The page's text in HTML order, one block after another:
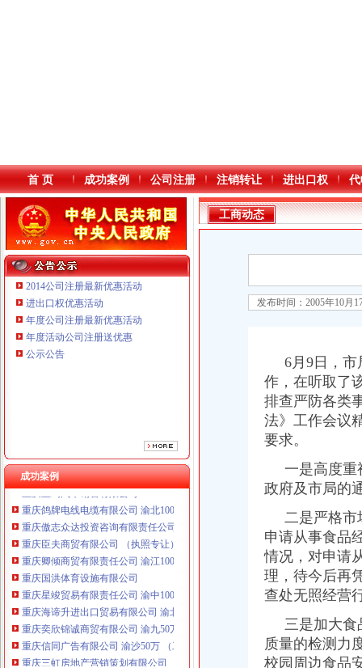
本站导航
首 页 成功案例 公司注册 注销转让 进出口权
2014公司注册最新优惠活动
进出口权优惠活动
年度公司注册最新优惠活动
年度活动公司注册送优惠
公示公告
成功案例
重庆鸽牌电线电缆有限公司 渝北10010万 (进出口权)
重庆傲志众达投资咨询有限责任公司 渝九1000万 （增资）
重庆臣夫商贸有限公司 （执照专让）
重庆卿倾商贸有限责任公司 渝江100万 （工商注册）
重庆国洪体育设施有限公司
重庆星竣贸易有限责任公司 渝中100万 （进出口权）
重庆海谛升进出口贸易有限公司 渝北100万 （进出口权）
重庆奕欣锦诚商贸有限公司 渝九50万 （工商注册）
重庆信同广告有限公司 渝沙50万 （工商注册）
重庆三虹房地产营销策划有限公司
工商动态
发布时间：2005年10月
6月9日，市
作，在听取了
排查严防各类
法》工作会议
要求。
一是高度重
政府及市局的
二是严格市
申请从事食品
情况，对申请
理，待今后再
查处无照经营
三是加大食
质量的检测力
校园周边食品